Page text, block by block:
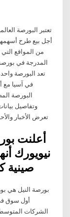
تعتبر البورصة
أجل بيع طرح
من المواقع
المدرجة في
البورصة
وتفاصيل
تعرض الأخبار
أعلنت
صينية
بورصة النيل هي
أول سوق
الشركات